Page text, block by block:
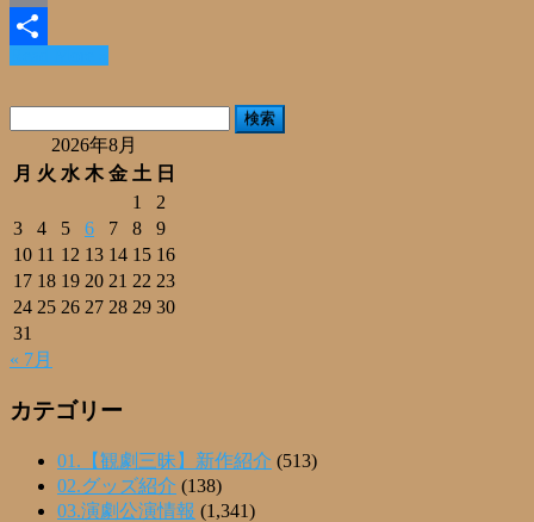
Email
共
有
2026年8月
月 火 水 木 金 土 日
1
2
3
4 5 6 7 8
9
10 11 12 13 14 15 16
17 18 19 20 21 22 23
24 25 26 27 28 29 30
31
« 7月
カテゴリー
01.【観劇三昧】新作紹介 (513)
02.グッズ紹介 (138)
03.演劇公演情報 (1,341)